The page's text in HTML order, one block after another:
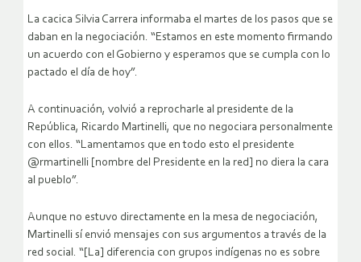
La cacica Silvia Carrera informaba el martes de los pasos que se
daban en la negociación. “Estamos en este momento firmando
un acuerdo con el Gobierno y esperamos que se cumpla con lo
pactado el día de hoy”.
A continuación, volvió a reprocharle al presidente de la
República, Ricardo Martinelli, que no negociara personalmente
con ellos. “Lamentamos que en todo esto el presidente
@rmartinelli [nombre del Presidente en la red] no diera la cara
al pueblo”.
Aunque no estuvo directamente en la mesa de negociación,
Martinelli sí envió mensajes con sus argumentos a través de la
red social. “[La] diferencia con grupos indígenas no es sobre